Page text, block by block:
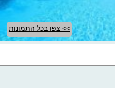
>> צפו בכל התמונות